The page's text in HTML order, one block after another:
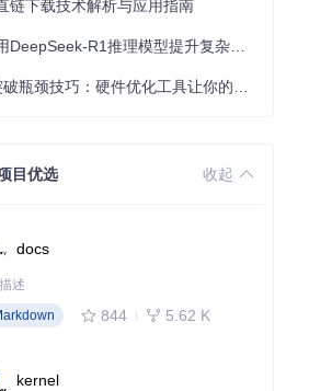
链下载技术解析与应用指南
目优选 收起
docs
述
844 5.62 K
kernel